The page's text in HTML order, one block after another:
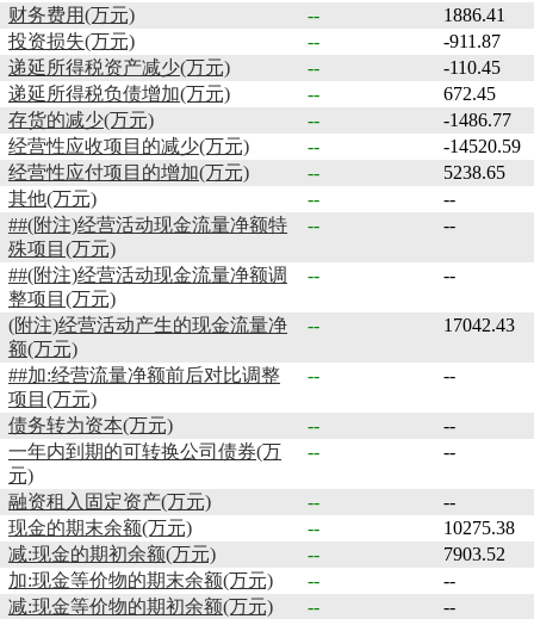
财务费用(万元)
--
1886.41
投资损失(万元)
--
-911.87
递延所得税资产减少(万元)
--
-110.45
递延所得税负债增加(万元)
--
672.45
存货的减少(万元)
--
-1486.77
经营性应收项目的减少(万元)
--
-14520.59
经营性应付项目的增加(万元)
--
5238.65
其他(万元)
--
--
##(附注)经营活动现金流量净额特
殊项目(万元)
-- --
##(附注)经营活动现金流量净额调
整项目(万元)
-- --
(附注)经营活动产生的现金流量净
额(万元)
-- 17042.43
##加:经营流量净额前后对比调整
项目(万元)
-- --
债务转为资本(万元) --
--
一年内到期的可转换公司债券(万
元)
-- --
融资租入固定资产(万元) --
--
现金的期末余额(万元)
--
10275.38
减:现金的期初余额(万元)
--
7903.52
加:现金等价物的期末余额(万元)
--
--
减:现金等价物的期初余额(万元)
--
--